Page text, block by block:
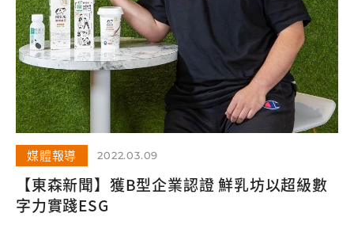
媒體報導 2022.03.09
【東森新聞】獲B型企業認證 鮮乳坊以超級數
字力實踐ESG